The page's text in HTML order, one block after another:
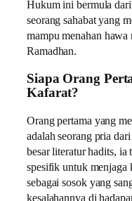
Hukum ini bermula
seorang sahabat yang
mampu menahan
Ramadhan.
Siapa Orang
Kafarat?
Orang pertama yang
adalah seorang pria
besar literatur hadits, ia
spesifik untuk menjaga
sebagai sosok yang